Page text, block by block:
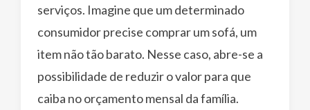
serviços. Imagine que um determinado
consumidor precise comprar um sofá, um
item não tão barato. Nesse caso, abre-se a
possibilidade de reduzir o valor para que
caiba no orçamento mensal da família.